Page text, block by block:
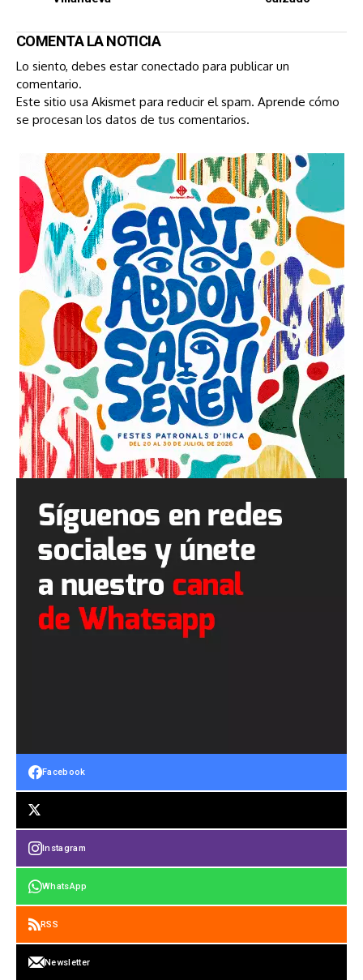
COMENTA LA NOTICIA
Lo siento, debes estar conectado para publicar un
comentario.
Este sitio usa Akismet para reducir el spam. Aprende cómo
se procesan los datos de tus comentarios.
Facebook
Instagram
WhatsApp
RSS
Newsletter